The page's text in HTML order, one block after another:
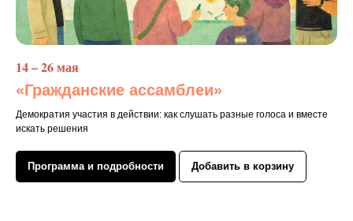
14 – 26 мая
«Гражданские ассамблеи»
Демократия участия в действии: как слушать разные голоса и вместе
искать решения
Программа и подробности Добавить в корзину